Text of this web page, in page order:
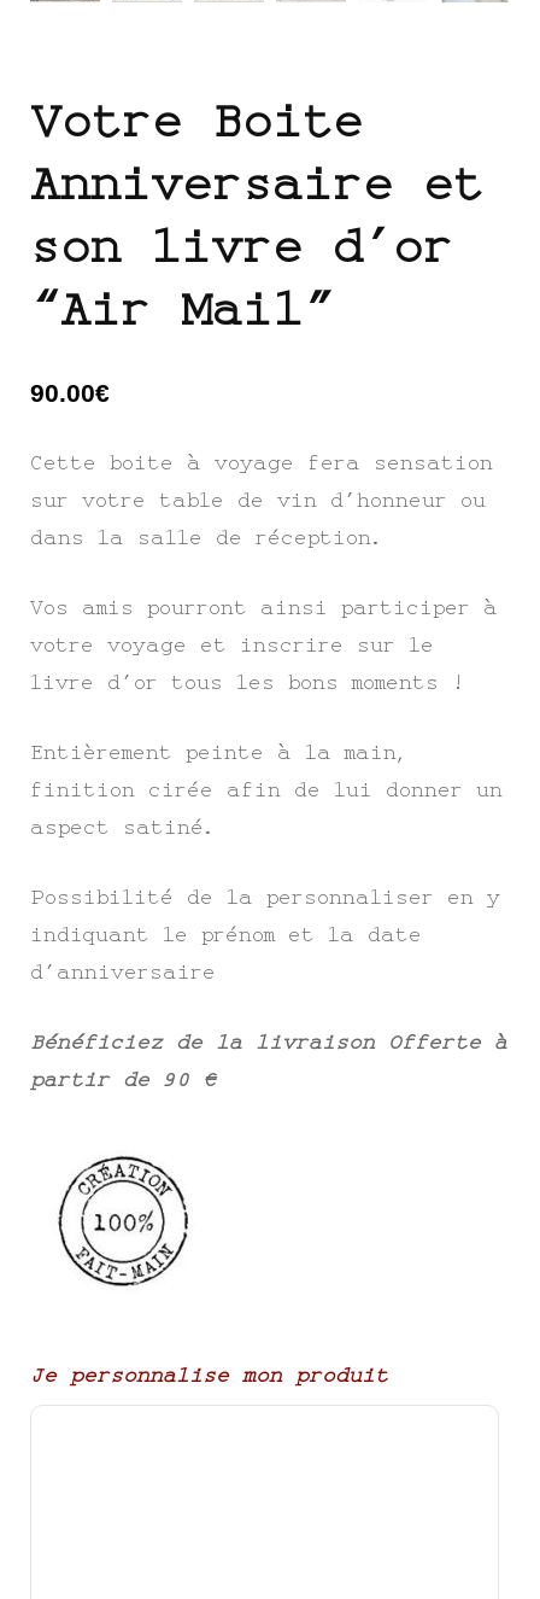
Votre Boite
Anniversaire et
son livre d’or
“Air Mail”
90.00€
Cette boite à voyage fera sensation
sur votre table de vin d’honneur ou
dans la salle de réception.
Vos amis pourront ainsi participer à
votre voyage et inscrire sur le
livre d’or tous les bons moments !
Entièrement peinte à la main,
finition cirée afin de lui donner un
aspect satiné.
Possibilité de la personnaliser en y
indiquant le prénom et la date
d’anniversaire
Bénéficiez de la livraison Offerte à
partir de 90 €
Je personnalise mon produit